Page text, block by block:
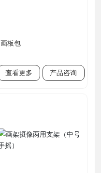
画板包
查看更多 产品咨询